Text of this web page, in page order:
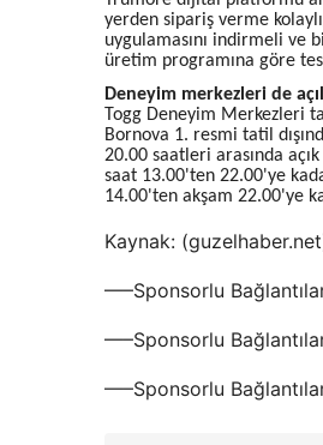
yerden sipariş verme
uygulamasını indirmeli ve
üretim programına göre
Deneyim merkezleri de
Togg Deneyim Merkezleri
Bornova 1. resmi tatil
20.00 saatleri arasında
saat 13.00'ten 22.00'ye
14.00'ten akşam 22.00'ye
Kaynak:
—–Sponsorlu
—–Sponsorlu
—–Sponsorlu